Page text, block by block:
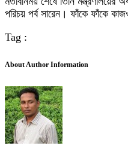
পরিচয় পর্ব সারেন। ফাঁকে ফাঁকে
Tag :
About Author Information